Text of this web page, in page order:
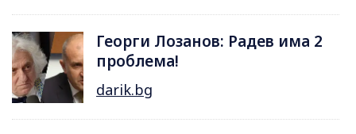
Георги Лозанов: Радев има 2
проблема!
darik.bg